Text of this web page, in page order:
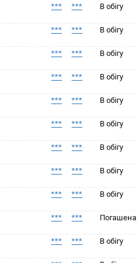
*** *** В обігу
*** *** В обігу
*** *** В обігу
*** *** В обігу
*** *** В обігу
*** *** В обігу
*** *** В обігу
*** *** В обігу
*** *** В обігу
*** *** Погашена
*** *** В обігу